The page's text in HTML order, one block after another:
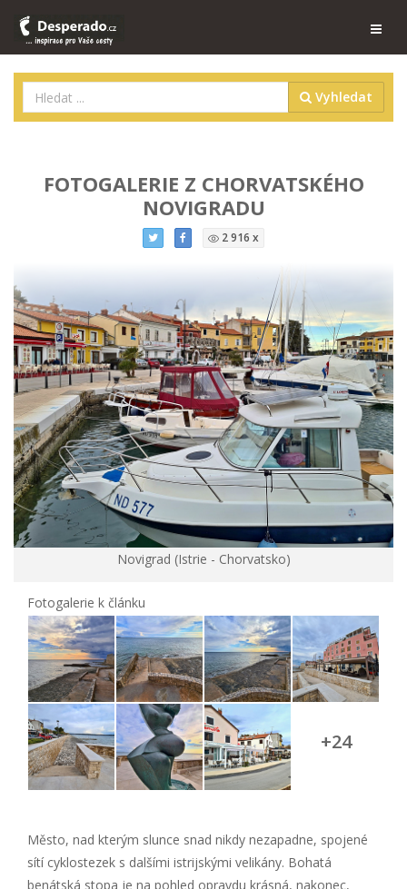
Vyhledat
FOTOGALERIE Z CHORVATSKÉHO
NOVIGRADU
2 916 x
Novigrad (Istrie - Chorvatsko)
Fotogalerie k článku
+24
Město, nad kterým slunce snad nikdy nezapadne, spojené
sítí cyklostezek s dalšími istrijskými velikány. Bohatá
benátská stopa je na pohled opravdu krásná, nakonec,